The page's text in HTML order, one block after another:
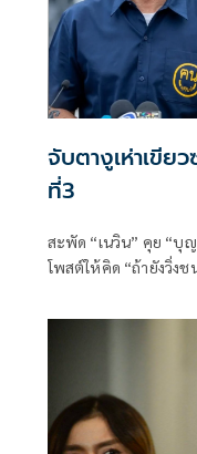
จับตางูเห่าเขียวซุกภท. เท้งข
ที่3
สะพัด “เนวิน” คุย “บุ
โพสต์ให้คิด “ถ้ายังวิ่ง